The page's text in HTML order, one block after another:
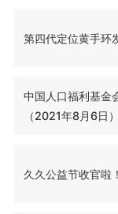
第四代定位黄手环
中国人口福利基金
（2021年8月6日）
久久公益节收官啦